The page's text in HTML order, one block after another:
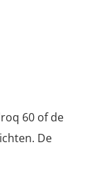
60 of de
De